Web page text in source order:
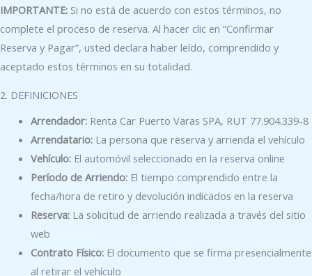
IMPORTANTE: Si no está de acuerdo con estos términos, no
complete el proceso de reserva. Al hacer clic en “Confirmar
Reserva y Pagar”, usted declara haber leído, comprendido y
aceptado estos términos en su totalidad.
2. DEFINICIONES
Arrendador:Renta Car Puerto Varas SPA, RUT 77.904.339-8
Arrendatario:La persona que reserva y arrienda el vehículo
Vehículo:El automóvil seleccionado en la reserva online
Período de Arriendo:El tiempo comprendido entre la
fecha/hora de retiro y devolución indicados en la reserva
Reserva:La solicitud de arriendo realizada a través del sitio
web
Contrato Físico:El documento que se firma presencialmente
al retirar el vehículo